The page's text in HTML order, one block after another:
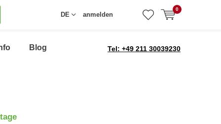
DE anmelden
0
Blog Tel: +49 211 30039230